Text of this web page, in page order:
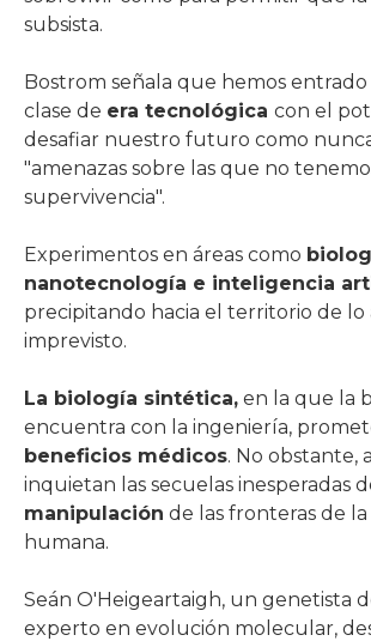
subsista.
Bostrom señala que hemos
clase de era tecnológica con el
desafiar nuestro futuro como
"amenazas sobre las que no
supervivencia".
Experimentos en áreas como
nanotecnología e inteligencia
precipitando hacia el territorio de lo
imprevisto.
La biología sintética, en la que la
encuentra con la ingeniería,
beneficios médicos. No obstante,
inquietan las secuelas inesperadas
manipulación de las fronteras de
humana.
Seán O'Heigeartaigh, un genetista
experto en evolución molecular,